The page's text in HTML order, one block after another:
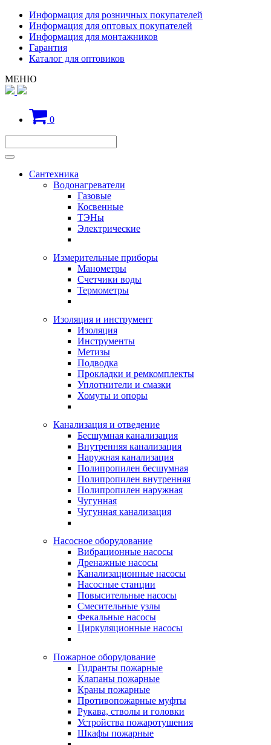
Информация для розничных покупателей
Информация для оптовых покупателей
Информация для монтажников
Гарантия
Каталог для оптовиков
МЕНЮ
0
Сантехника
Водонагреватели
Газовые
Косвенные
ТЭНы
Электрические
Измерительные приборы
Манометры
Счетчики воды
Термометры
Изоляция и инструмент
Изоляция
Инструменты
Метизы
Подводка
Прокладки и ремкомплекты
Уплотнители и смазки
Хомуты и опоры
Канализация и отведение
Бесшумная канализация
Внутренняя канализация
Наружная канализация
Полипропилен бесшумная
Полипропилен внутренняя
Полипропилен наружная
Чугунная
Чугунная канализация
Насосное оборудование
Вибрационные насосы
Дренажные насосы
Канализационные насосы
Насосные станции
Повысительные насосы
Смесительные узлы
Фекальные насосы
Циркуляционные насосы
Пожарное оборудование
Гидранты пожарные
Клапаны пожарные
Краны пожарные
Противопожарные муфты
Рукава, стволы и головки
Устройства пожаротушения
Шкафы пожарные